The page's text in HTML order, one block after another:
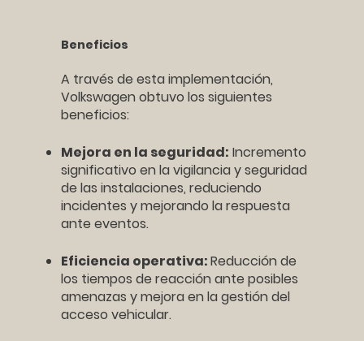
Beneficios
A través de esta implementación,
Volkswagen obtuvo los siguientes
beneficios:
Mejora en la seguridad: Incremento
significativo en la vigilancia y seguridad
de las instalaciones, reduciendo
incidentes y mejorando la respuesta
ante eventos.
Eficiencia operativa:Reducción de
los tiempos de reacción ante posibles
amenazas y mejora en la gestión del
acceso vehicular.